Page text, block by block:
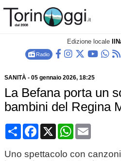
Edizione locale
Radio
SANITÀ- 05 gennaio 2026, 18:25
La Befana porta un
bambini del Regina
CondividiFacebook
X WhatsApp
Email
Uno spettacolo con